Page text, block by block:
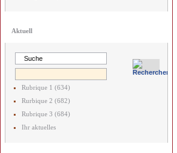
Aktuell
Rubrique 1 (634)
Rurbique 2 (682)
Rubrique 3 (684)
Ihr aktuelles